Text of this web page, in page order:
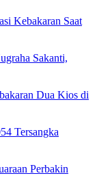
Kebakaran Saat
Sakanti,
Dua Kios di
Tersangka
Perbakin